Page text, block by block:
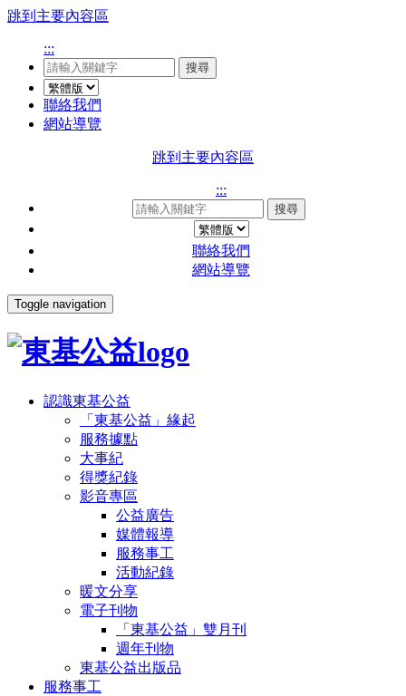
跳到主要內容區
:::
搜尋
聯絡我們
網站導覽
跳到主要內容區
:::
搜尋
聯絡我們
網站導覽
Toggle navigation
認識東基公益
「東基公益」緣起
服務據點
大事紀
得獎紀錄
影音專區
公益廣告
媒體報導
服務事工
活動紀錄
暖文分享
電子刊物
「東基公益」雙月刊
週年刊物
東基公益出版品
服務事工